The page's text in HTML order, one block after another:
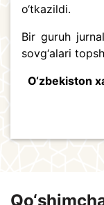
o‘tkazildi.
Bir guruh
sovg‘alari
O‘zbekiston